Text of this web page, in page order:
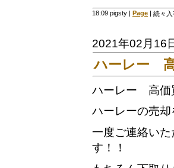
18:09 pigsty | Page | 続々入
2021年02月16
ハーレー
ハーレー 高価
ハーレーの売
一度ご連絡い
す！！